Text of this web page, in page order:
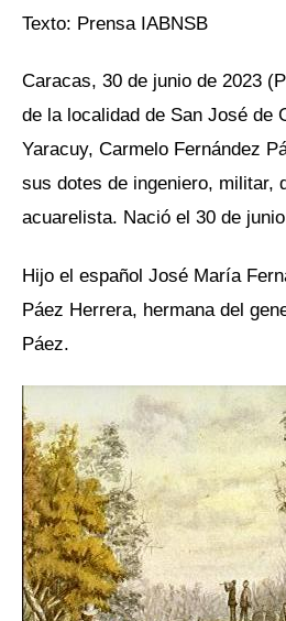
Texto: Prensa IABNSB
Caracas, 30 de junio de 2023
de la localidad de San José de
Yaracuy, Carmelo Fernández
sus dotes de ingeniero, militar,
acuarelista. Nació el 30 de
Hijo el español José María
Páez Herrera, hermana del
Páez.